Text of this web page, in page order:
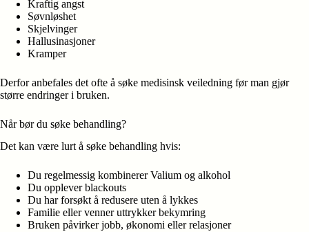
Kraftig angst
Søvnløshet
Skjelvinger
Hallusinasjoner
Kramper
Derfor anbefales det ofte å søke medisinsk veiledning før man gjør
større endringer i bruken.
Når bør du søke behandling?
Det kan være lurt å søke behandling hvis:
Du regelmessig kombinerer Valium og alkohol
Du opplever blackouts
Du har forsøkt å redusere uten å lykkes
Familie eller venner uttrykker bekymring
Bruken påvirker jobb, økonomi eller relasjoner